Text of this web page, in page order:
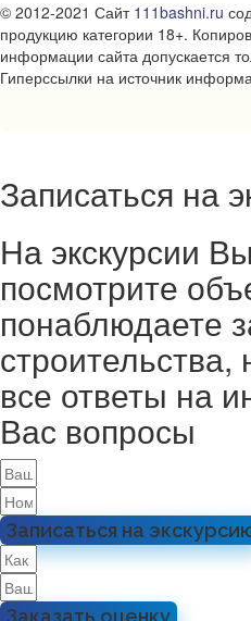
© 2012-2021 Сайт 111bashni.ru
продукцию категории 18+.
информации сайта допускается
Гиперссылки на источник
Записаться на
На экскурсии
посмотрите
понаблюдаете
строительства,
все ответы на
Вас вопросы
Записаться на
Заказать оценку